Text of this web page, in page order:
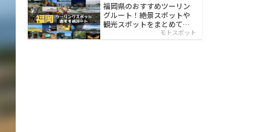
福岡県のおすすめツーリン
グルート！絶景スポットや
観光スポットをまとめて紹
モトスポット